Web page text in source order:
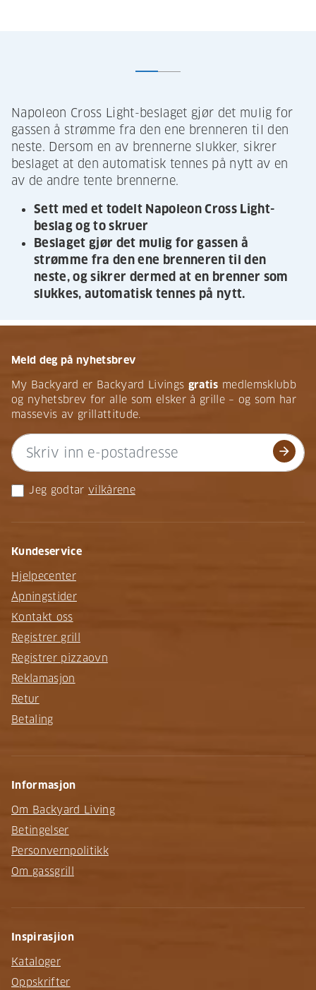
Napoleon Cross Light-beslaget gjør det mulig for
gassen å strømme fra den ene brenneren til den
neste. Dersom en av brennerne slukker, sikrer
beslaget at den automatisk tennes på nytt av en
av de andre tente brennerne.
Sett med et todelt Napoleon Cross Light-
beslag og to skruer
Beslaget gjør det mulig for gassen å
strømme fra den ene brenneren til den
neste, og sikrer dermed at en brenner som
slukkes, automatisk tennes på nytt.
Meld deg på nyhetsbrev
My Backyard er Backyard Livings gratis medlemsklubb
og nyhetsbrev for alle som elsker å grille – og som har
massevis av grillattitude.
arrow_forward
Jeg godtar vilkårene
Kundeservice
Hjelpecenter
Åpningstider
Kontakt oss
Registrer grill
Registrer pizzaovn
Reklamasjon
Retur
Betaling
Informasjon
Om Backyard Living
Betingelser
Personvernpolitikk
Om gassgrill
Inspirasjion
Kataloger
Oppskrifter